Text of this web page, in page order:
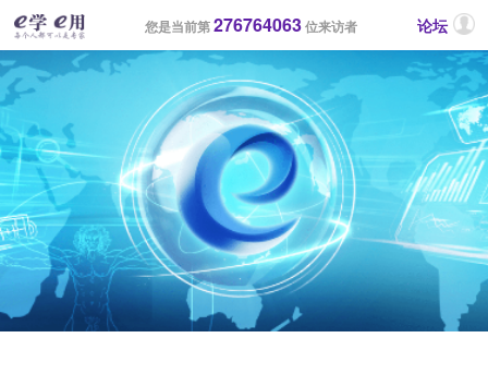
您是当前第276764063位来访者 论坛